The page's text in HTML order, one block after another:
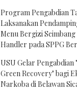
Program Pengabdian
Laksanakan
Menu Bergizi
Handler pada SPPG
USU Gelar
Green Recovery" bagi
Narkoba di Belawan